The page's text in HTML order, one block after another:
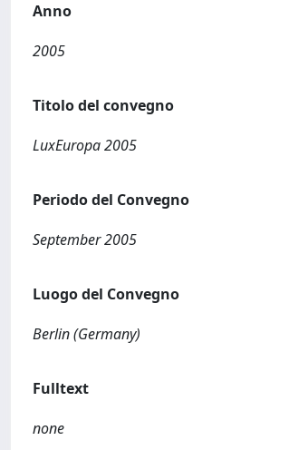
Anno
2005
Titolo del convegno
LuxEuropa 2005
Periodo del Convegno
September 2005
Luogo del Convegno
Berlin (Germany)
Fulltext
none